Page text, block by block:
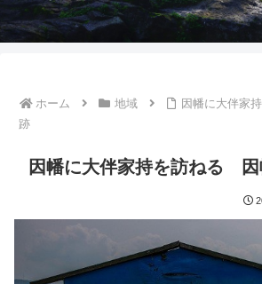
ホーム 地域
因幡に大伴家
跡
因幡に大伴家持を訪ねる 因